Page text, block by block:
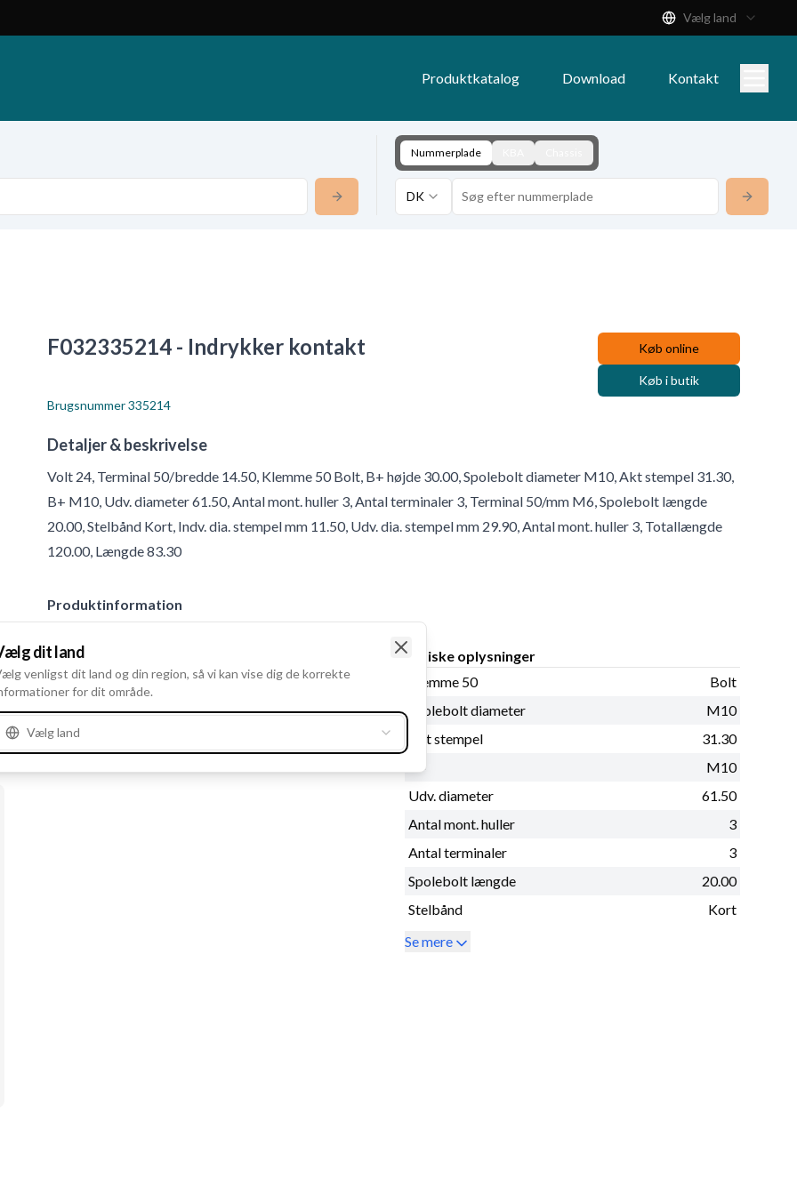
Vælg land
Produktkatalog Download Kontakt
Nummerplade
DK
F032335214 - Indrykker kontakt Køb online
Køb i butik
Brugsnummer335214
Detaljer & beskrivelse
Volt 24, Terminal 50/bredde 14.50, Klemme 50 Bolt, B+ højde 30.00, Spolebolt diameter M10, Akt stempel 31.30,
B+ M10, Udv. diameter 61.50, Antal mont. huller 3, Antal terminaler 3, Terminal 50/mm M6, Spolebolt længde
20.00, Stelbånd Kort, Indv. dia. stempel mm 11.50, Udv. dia. stempel mm 29.90, Antal mont. huller 3, Totallængde
120.00, Længde 83.30
Produktinformation
Elektriske oplysninger
Volt
Fysiske oplysninger
Klemme 50
Bolt
Spolebolt diameter
M10
Akt stempel
31.30
B+
M10
Udv. diameter
61.50
Antal mont. huller
3
Antal terminaler
3
Spolebolt længde
20.00
Stelbånd
Kort
Se mere
dit land
venligst dit land og din region, så vi kan vise dig de korrekte
for dit område.
Vælg land
Close